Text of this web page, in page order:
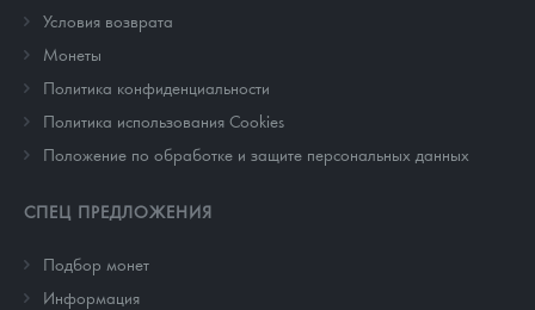
Условия возврата
Монеты
Политика конфиденциальности
Политика использования Cookies
Положение по обработке и защите персональных данных
СПЕЦ ПРЕДЛОЖЕНИЯ
Подбор монет
Информация